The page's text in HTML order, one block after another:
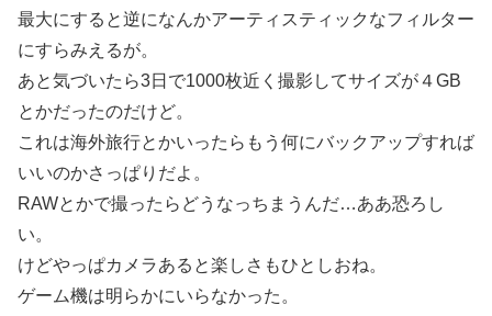
最大にすると逆になんかアーティスティックなフィルター
にすらみえるが。
あと気づいたら3日で1000枚近く撮影してサイズが４GB
とかだったのだけど。
これは海外旅行とかいったらもう何にバックアップすれば
いいのかさっぱりだよ。
RAWとかで撮ったらどうなっちまうんだ…ああ恐ろし
い。
けどやっぱカメラあると楽しさもひとしおね。
ゲーム機は明らかにいらなかった。